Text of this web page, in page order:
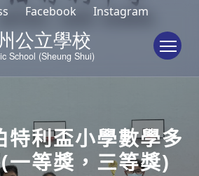
Facebook Instagram
特利盃小學數學多
一等獎，三等獎)